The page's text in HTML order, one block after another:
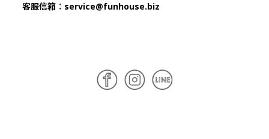
客服信箱 ： service@funhouse.biz